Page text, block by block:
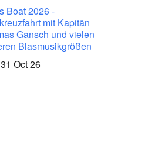
Boat 2026 -
mit Kapitän
Gansch und vielen
Blasmusikgrößen
31 Oct 26